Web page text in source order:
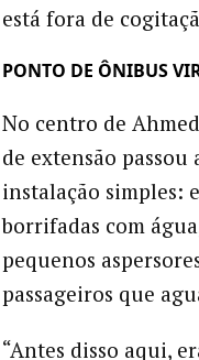
está fora de
PONTO DE ÔNIBUS
No centro de
de extensão
instalação simples:
borrifadas com
pequenos
passageiros que
“Antes disso aqui,